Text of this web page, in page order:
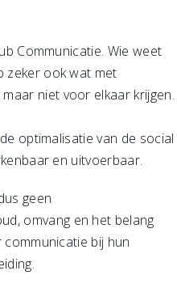
Communicatie. Wie weet
zeker ook wat met
niet voor elkaar krijgen.
optimalisatie van de social
en uitvoerbaar.
geen
omvang en het belang
bij hun